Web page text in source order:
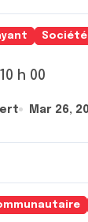
Société
h 00
Mar 26,